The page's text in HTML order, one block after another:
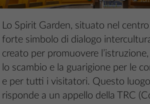
Lo Spirit Garden, situato nel
forte simbolo di dialogo
creato per promuovere
lo scambio e la guarigione per le
e per tutti i visitatori. Questo
risponde a un appello della TRC